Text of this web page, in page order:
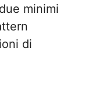
minimi
di